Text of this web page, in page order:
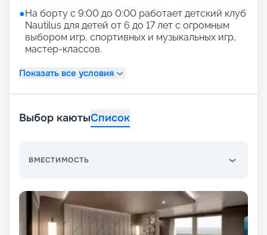
●На борту с 9:00 до 0:00 работает детский клуб
Nautilus для детей от 6 до 17 лет с огромным
выбором игр, спортивных и музыкальных игр,
мастер-классов.
Показать все условия
Выбор каютыСписок
ВМЕСТИМОСТЬ